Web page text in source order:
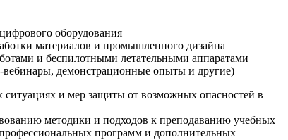
оборудования
материалов и промышленного дизайна
и беспилотными летательными аппаратами
вебинары, демонстрационные опыты и другие)
ситуациях и мер защиты от возможных опасностей в
методики и подходов к преподаванию учебных
программ и дополнительных